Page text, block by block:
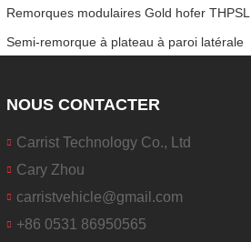
Remorques modulaires Gold hofer THPSL
Semi-remorque à plateau à paroi latérale
NOUS CONTACTER
Carrist Technology Co., Ltd
Cary Zhou
carristvehicle@gmail.com
+86 0531 86950565